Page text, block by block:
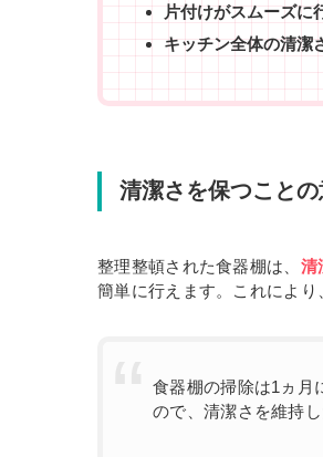
片付けがスムーズに
キッチン全体の清潔
清潔さを保つこと
整理整頓された食器棚は、 清
簡単に行えます。これにより
食器棚の掃除は1ヵ月
ので、清潔さを維持